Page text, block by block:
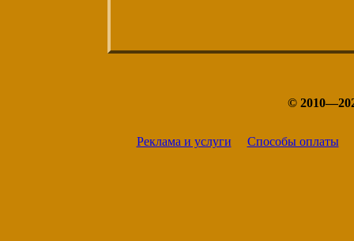
©
Реклама и услуги Способы оплаты